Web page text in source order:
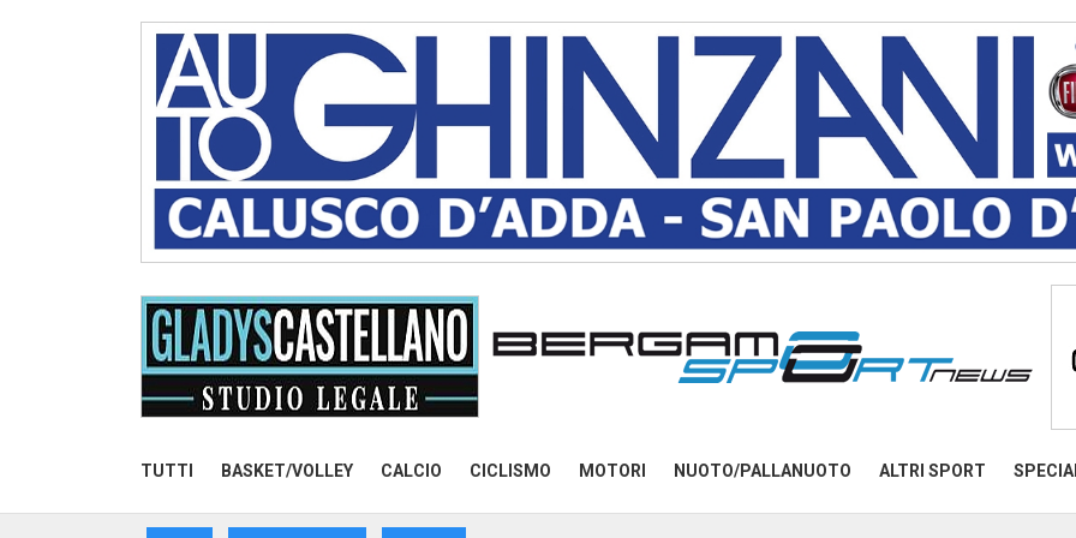
TUTTI BASKET/VOLLEY CALCIO CICLISMO MOTORI NUOTO/PALLANUOTO ALTRI SPORT